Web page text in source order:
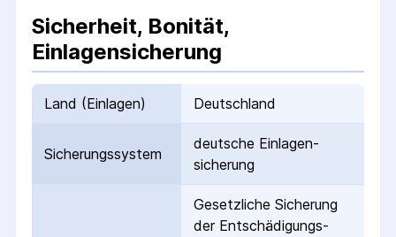
Sicherheit, Bonität,
Einlagensicherung
Land (Einlagen) Deutschland
Sicherungs­system
deutsche Einlagen­
sicherung
Gesetzliche Sicherung
der Entschädigungs­